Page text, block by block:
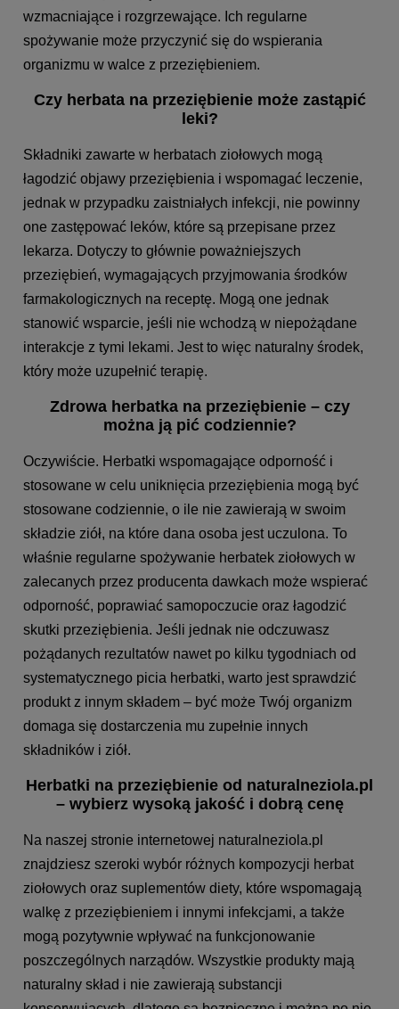
wzmacniające i rozgrzewające. Ich regularne
spożywanie może przyczynić się do wspierania
organizmu w walce z przeziębieniem.
Czy herbata na przeziębienie może zastąpić
leki?
Składniki zawarte w herbatach ziołowych mogą
łagodzić objawy przeziębienia i wspomagać leczenie,
jednak w przypadku zaistniałych infekcji, nie powinny
one zastępować leków, które są przepisane przez
lekarza. Dotyczy to głównie poważniejszych
przeziębień, wymagających przyjmowania środków
farmakologicznych na receptę. Mogą one jednak
stanowić wsparcie, jeśli nie wchodzą w niepożądane
interakcje z tymi lekami. Jest to więc naturalny środek,
który może uzupełnić terapię.
Zdrowa herbatka na przeziębienie – czy
można ją pić codziennie?
Oczywiście. Herbatki wspomagające odporność i
stosowane w celu uniknięcia przeziębienia mogą być
stosowane codziennie, o ile nie zawierają w swoim
składzie ziół, na które dana osoba jest uczulona. To
właśnie regularne spożywanie herbatek ziołowych w
zalecanych przez producenta dawkach może wspierać
odporność, poprawiać samopoczucie oraz łagodzić
skutki przeziębienia. Jeśli jednak nie odczuwasz
pożądanych rezultatów nawet po kilku tygodniach od
systematycznego picia herbatki, warto jest sprawdzić
produkt z innym składem – być może Twój organizm
domaga się dostarczenia mu zupełnie innych
składników i ziół.
Herbatki na przeziębienie od naturalneziola.pl
– wybierz wysoką jakość i dobrą cenę
Na naszej stronie internetowej naturalneziola.pl
znajdziesz szeroki wybór różnych kompozycji herbat
ziołowych oraz suplementów diety, które wspomagają
walkę z przeziębieniem i innymi infekcjami, a także
mogą pozytywnie wpływać na funkcjonowanie
poszczególnych narządów. Wszystkie produkty mają
naturalny skład i nie zawierają substancji